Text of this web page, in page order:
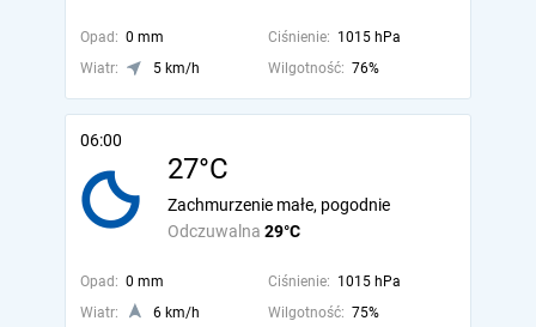
Opad: 0 mm Ciśnienie: 1015 hPa
Wiatr:
5 km/h Wilgotność: 76%
06:00
27°C
Odczuwalna 29°C
Zachmurzenie małe, pogodnie
Opad: 0 mm Ciśnienie: 1015 hPa
Wiatr:
6 km/h Wilgotność: 75%